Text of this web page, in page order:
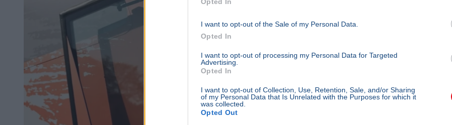
I want to opt-out of the Sale of my Personal Data.
Opted In
I want to opt-out of processing my Personal Data for Targeted
Advertising.
Opted In
I want to opt-out of Collection, Use, Retention, Sale, and/or Sharing
of my Personal Data that Is Unrelated with the Purposes for which it
was collected.
Opted Out